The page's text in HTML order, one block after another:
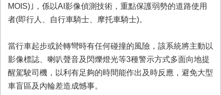
MOIS)｣，係以AI影像偵測技術，重點保護弱勢的道路使用
者(即行人、自行車騎士、摩托車騎士)。
當行車起步或於轉彎時有任何碰撞的風險，該系統將主動以
影像標誌、喇叭聲音及閃爍燈光等3種警示方式多面向地提
醒駕駛司機，以利有足夠的時間能作出及時反應，避免大型
車盲區及內輪差造成憾事。